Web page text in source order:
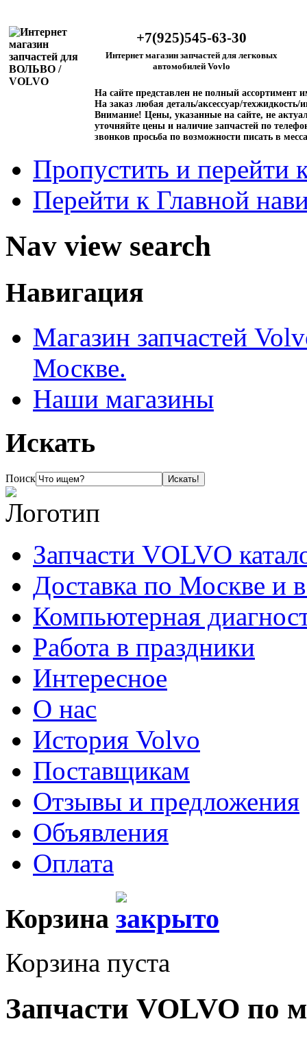
+7(925)545-63-30
Интернет магазин запчастей для легковых
автомобилей Vovlo
На сайте представлен не полный ассортимент
На заказ любая деталь/аксессуар/техжидкость/
Внимание! Цены, указанные на сайте, не
уточняйте цены и наличие запчастей по
звонков просьба по возможности писать в
Пропустить и перейти
Перейти к Главной
Nav view search
Навигация
Магазин запчастей
Москве.
Наши магазины
Искать
Поиск
Запчасти VOLVO
Доставка по Москве и
Компьютерная
Работа в праздники
Интересное
О нас
История Volvo
Поставщикам
Отзывы и предложения
Объявления
Оплата
Корзина
Корзина пуста
Запчасти VOLVO по